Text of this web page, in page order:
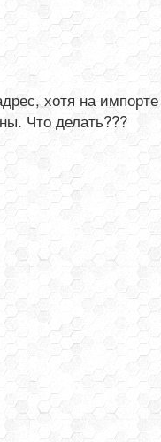
хотя на импорте
Что делать???